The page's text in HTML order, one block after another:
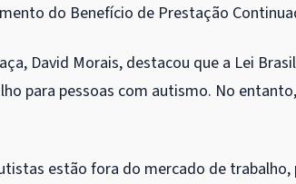
do Benefício de Prestação
David Morais, destacou que a Lei
para pessoas com autismo. No
estão fora do mercado de